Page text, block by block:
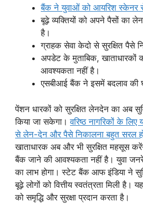
बैंक ने युवाओं को आयरिश स्केनर से
बूढ़े व्यक्तियों को अपने पैसों का
है।
ग्राहक सेवा केदो से सुरक्षित पैसे
अपडेट के मुताबिक, खाताधारकों
आवश्यकता नहीं है।
एसबीआई बैंक ने इसमें बदलाव की
पेंशन धारकों को सुरक्षित लेनदेन का अब
किया जा सकेगा।वरिष्ठ नागरिकों के
से लेन-देन और पैसे निकालना बहुत सरल
खाताधारक अब और भी सुरक्षित महसूस
बैंक जाने की आवश्यकता नहीं है। युवा
का लाभ होगा। स्टेट बैंक आफ इंडिया ने
बूढ़े लोगों को वित्तीय स्वतंत्रता मिली है।
को समृद्धि और सुरक्षा प्रदान करता है।